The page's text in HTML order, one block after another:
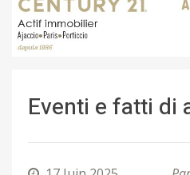
Eventi e fatti di